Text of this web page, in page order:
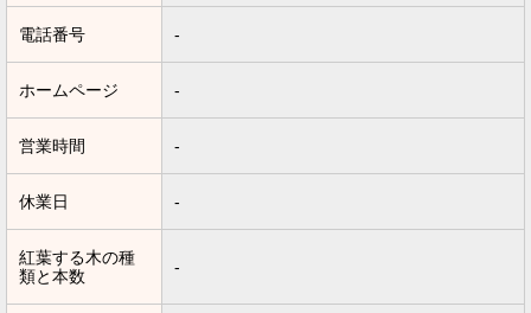
電話番号 -
ホームページ -
営業時間 -
休業日 -
紅葉する木の種
類と本数
-